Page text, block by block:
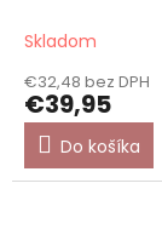
Skladom
€32,48 bez DPH
€39,95
Do košíka